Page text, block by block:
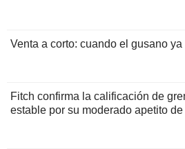
Venta a corto: cuando el gusano
Fitch confirma la calificación de
estable por su moderado apetito